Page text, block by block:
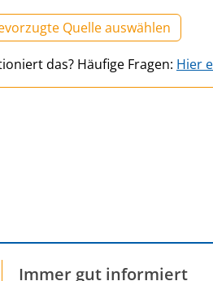
Quelle auswählen
das? Häufige Fragen: Hier
Immer gut informiert